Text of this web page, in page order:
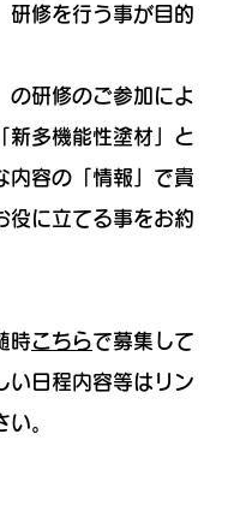
研修を行う事が目的
の研修のご参加によ
新多機能性塗材」と
内容の「情報」で貴
役に立てる事をお約
時こちらで募集して
い日程内容等はリン
。